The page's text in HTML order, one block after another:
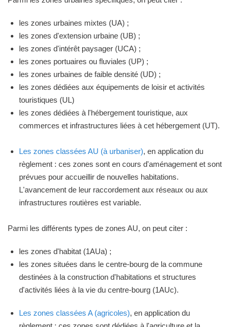
les zones urbaines mixtes (UA) ;
les zones d'extension urbaine (UB) ;
les zones d'intérêt paysager (UCA) ;
les zones portuaires ou fluviales (UP) ;
les zones urbaines de faible densité (UD) ;
les zones dédiées aux équipements de loisir et activités
touristiques (UL)
les zones dédiées à l'hébergement touristique, aux
commerces et infrastructures liées à cet hébergement (UT).
Les zones classées AU (à urbaniser), en application du
règlement : ces zones sont en cours d'aménagement et sont
prévues pour accueillir de nouvelles habitations.
L'avancement de leur raccordement aux réseaux ou aux
infrastructures routières est variable.
Parmi les différents types de zones AU, on peut citer :
les zones d'habitat (1AUa) ;
les zones situées dans le centre-bourg de la commune
destinées à la construction d'habitations et structures
d'activités liées à la vie du centre-bourg (1AUc).
Les zones classées A (agricoles), en application du